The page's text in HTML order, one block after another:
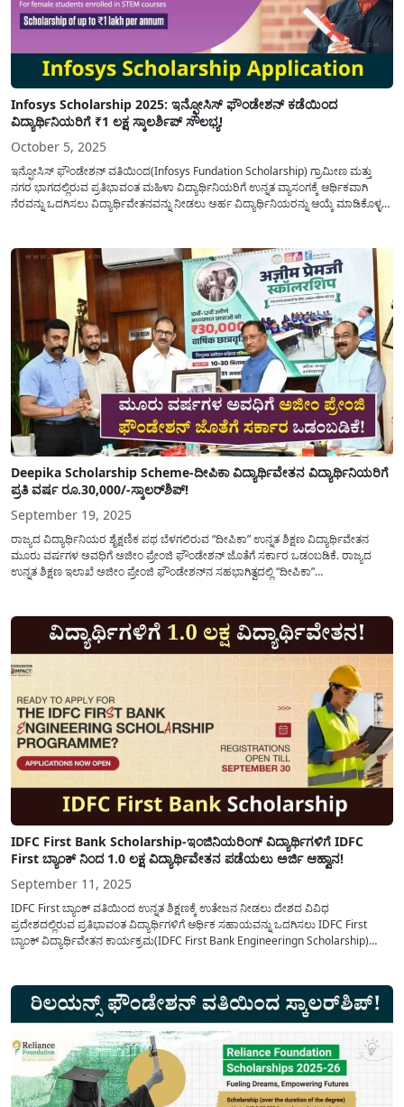
Infosys Scholarship 2025: ಇನ್ಫೋಸಿಸ್ ಫೌಂಡೇಶನ್ ಕಡೆಯಿಂದ
ವಿದ್ಯಾರ್ಥಿನಿಯರಿಗೆ ₹1 ಲಕ್ಷ ಸ್ಕಾಲರ್ಶಿಪ್ ಸೌಲಭ್ಯ!
October 5, 2025
ಇನ್ಫೋಸಿಸ್ ಫೌಂಡೇಶನ್ ವತಿಯಿಂದ(Infosys Fundation Scholarship) ಗ್ರಾಮೀಣ ಮತ್ತು
ನಗರ ಭಾಗದಲ್ಲಿರುವ ಪ್ರತಿಭಾವಂತ ಮಹಿಳಾ ವಿದ್ಯಾರ್ಥಿನಿಯರಿಗೆ ಉನ್ನತ ವ್ಯಾಸಂಗಕ್ಕೆ ಆರ್ಥಿಕವಾಗಿ
ನೆರವನ್ನು ಒದಗಿಸಲು ವಿದ್ಯಾರ್ಥಿವೇತನವನ್ನು ನೀಡಲು ಅರ್ಹ ವಿದ್ಯಾರ್ಥಿನಿಯರನ್ನು ಆಯ್ಕೆ ಮಾಡಿಕೊಳ್ಳಲು
ಪೂರ್ಣಗೊಳಿಸಬಹುದು ಈ...
Deepika Scholarship Scheme-ದೀಪಿಕಾ ವಿದ್ಯಾರ್ಥಿವೇತನ ವಿದ್ಯಾರ್ಥಿನಿಯರಿಗೆ
ಪ್ರತಿ ವರ್ಷ ರೂ.30,000/-ಸ್ಕಾಲರ್‌ಶಿಪ್‌!
September 19, 2025
ರಾಜ್ಯದ ವಿದ್ಯಾರ್ಥಿನಿಯರ ಶೈಕ್ಷಣಿಕ ಪಥ ಬೆಳಗಲಿರುವ “ದೀಪಿಕಾ” ಉನ್ನತ ಶಿಕ್ಷಣ ವಿದ್ಯಾರ್ಥಿವೇತನ
ಮೂರು ವರ್ಷಗಳ ಅವಧಿಗೆ ಅಜೀಂ ಪ್ರೇಂಜಿ ಫೌಂಡೇಶನ್ ಜೊತೆಗೆ ಸರ್ಕಾರ ಒಡಂಬಡಿಕೆ. ರಾಜ್ಯದ
ಉನ್ನತ ಶಿಕ್ಷಣ ಇಲಾಖೆ ಅಜೀಂ ಪ್ರೇಂಜಿ ಫೌಂಡೇಶನ್‍ನ ಸಹಭಾಗಿತ್ವದಲ್ಲಿ “ದೀಪಿಕಾ”
IDFC First Bank Scholarship-ಇಂಜಿನಿಯರಿಂಗ್ ವಿದ್ಯಾರ್ಥಿಗಳಿಗೆ IDFC
First ಬ್ಯಾಂಕ್ ನಿಂದ 1.0 ಲಕ್ಷ ವಿದ್ಯಾರ್ಥಿವೇತನ ಪಡೆಯಲು ಅರ್ಜಿ ಆಹ್ವಾನ!
September 11, 2025
IDFC First ಬ್ಯಾಂಕ್ ವತಿಯಿಂದ ಉನ್ನತ ಶಿಕ್ಷಣಕ್ಕೆ ಉತೇಜನ ನೀಡಲು ದೇಶದ ವಿವಿಧ
ಪ್ರದೇಶದಲ್ಲಿರುವ ಪ್ರತಿಭಾವಂತ ವಿದ್ಯಾರ್ಥಿಗಳಿಗೆ ಆರ್ಥಿಕ ಸಹಾಯವನ್ನು ಒದಗಿಸಲು IDFC First
ಬ್ಯಾಂಕ್ ವಿದ್ಯಾರ್ಥಿವೇತನ ಕಾರ್ಯಕ್ರಮ(IDFC First Bank Engineeringn Scholarship)